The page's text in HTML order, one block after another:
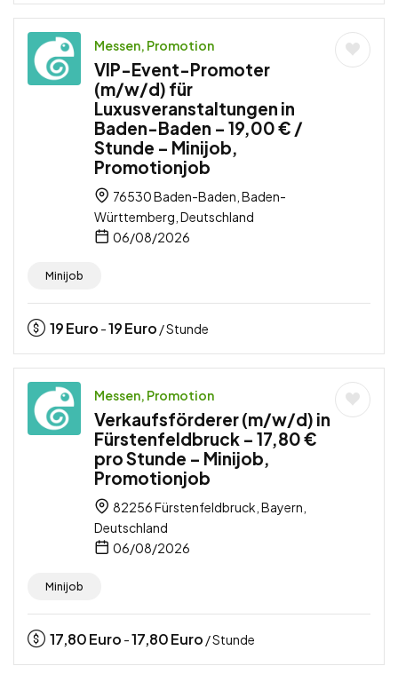
Messen, Promotion
VIP-Event-Promoter
(m/w/d) für
Luxusveranstaltungen in
Baden-Baden – 19,00 € /
Stunde – Minijob,
Promotionjob
76530 Baden-Baden, Baden-
Württemberg, Deutschland
06/08/2026
Minijob
19Euro -19Euro / Stunde
Messen, Promotion
Verkaufsförderer (m/w/d) in
Fürstenfeldbruck – 17,80 €
pro Stunde – Minijob,
Promotionjob
82256 Fürstenfeldbruck, Bayern,
Deutschland
06/08/2026
Minijob
17,80Euro -17,80Euro / Stunde